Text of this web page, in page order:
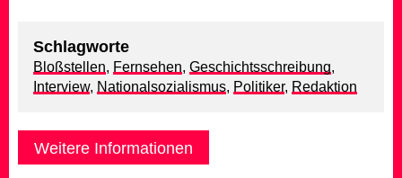
Schlagworte
Bloßstellen, Fernsehen, Geschichtsschreibung,
Interview, Nationalsozialismus, Politiker, Redaktion
Weitere Informationen